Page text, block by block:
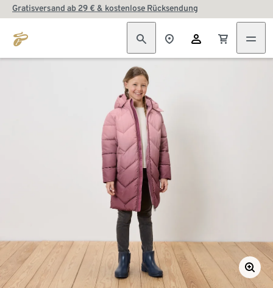
Gratisversand ab 29 € & kostenlose Rücksendung